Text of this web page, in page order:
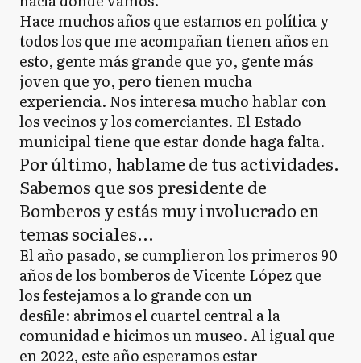
Hace muchos años que estamos en política y
todos los que me acompañan tienen años en
esto, gente más grande que yo, gente más
joven que yo, pero tienen mucha
experiencia. Nos interesa mucho hablar con
los vecinos y los comerciantes. El Estado
municipal tiene que estar donde haga falta.
Por último, hablame de tus actividades.
Sabemos que sos presidente de
Bomberos y estás muy involucrado en
temas sociales...
El año pasado, se cumplieron los primeros 90
años de los bomberos de Vicente López que
los festejamos a lo grande con un
desfile: abrimos el cuartel central a la
comunidad e hicimos un museo. Al igual que
en 2022, este año esperamos estar